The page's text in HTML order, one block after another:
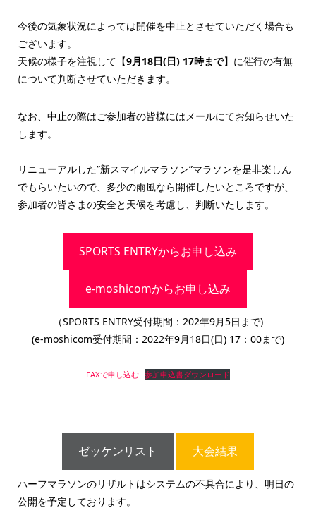
今後の気象状況によっては開催を中止とさせていただく場合も
ございます。
天候の様子を注視して【9月18日(日) 17時まで】に催行の有無
について判断させていただきます。
なお、中止の際はご参加者の皆様にはメールにてお知らせいた
します。
リニューアルした”新スマイルマラソン”マラソンを是非楽しん
でもらいたいので、多少の雨風なら開催したいところですが、
参加者の皆さまの安全と天候を考慮し、判断いたします。
SPORTS ENTRYからお申し込み
e-moshicomからお申し込み
（SPORTS ENTRY受付期間：202年9月5日まで)
(e-moshicom受付期間：2022年9月18日(日) 17：00まで)
FAXで申し込む 参加申込書ダウンロード
ゼッケンリスト 大会結果
ハーフマラソンのリザルトはシステムの不具合により、明日の
公開を予定しております。